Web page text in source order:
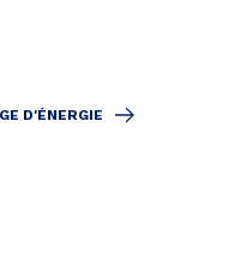
D'ÉNERGIE